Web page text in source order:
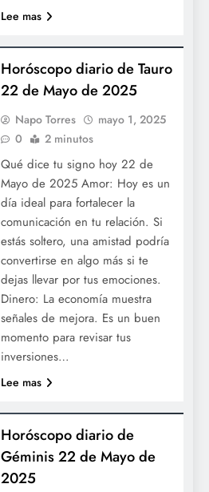
Lee mas
Horóscopo diario de Tauro
22 de Mayo de 2025
Napo Torres
mayo 1, 2025
0
2 minutos
Qué dice tu signo hoy 22 de
Mayo de 2025 Amor: Hoy es un
día ideal para fortalecer la
comunicación en tu relación. Si
estás soltero, una amistad podría
convertirse en algo más si te
dejas llevar por tus emociones.
Dinero: La economía muestra
señales de mejora. Es un buen
momento para revisar tus
inversiones…
Lee mas
Horóscopo diario de
Géminis 22 de Mayo de
2025